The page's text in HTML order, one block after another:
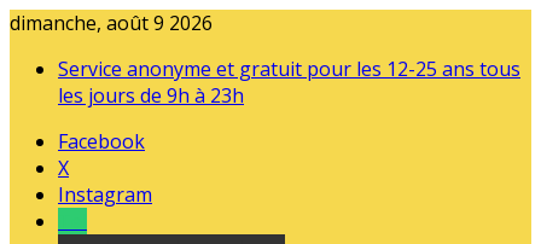
dimanche, août 9 2026
Service anonyme et gratuit pour les 12-25 ans tous
les jours de 9h à 23h
Facebook
X
Instagram